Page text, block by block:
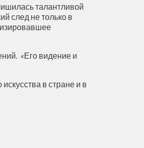
талантливой
след не только в
«Его видение и
в стране и в